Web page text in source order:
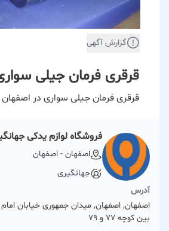
گزارش آگهی
قرقری فرمان جیلی
قرقری فرمان جیلی سواری در اصفهان
فروشگاه لوازم یدکی
اصفهان - اصفهان
جهانگیری
آدرس
اصفهان, اصفهان, میدان جمهوری خیابان
بین کوچه 77 و 79